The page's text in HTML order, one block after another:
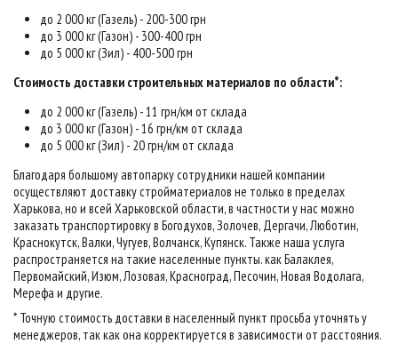
до 2 000 кг (Газель) - 200-300 грн
до 3 000 кг (Газон) - 300-400 грн
до 5 000 кг (Зил) - 400-500 грн
Стоимость доставки строительных материалов по области*:
до 2 000 кг (Газель) - 11 грн/км от склада
до 3 000 кг (Газон) - 16 грн/км от склада
до 5 000 кг (Зил) - 20 грн/км от склада
Благодаря большому автопарку сотрудники нашей компании
осуществляют доставку стройматериалов не только в пределах
Харькова, но и всей Харьковской области, в частности у нас можно
заказать транспортировку в Богодухов, Золочев, Дергачи, Люботин,
Краснокутск, Валки, Чугуев, Волчанск, Купянск. Также наша услуга
распространяется на такие населенные пункты. как Балаклея,
Первомайский, Изюм, Лозовая, Красноград, Песочин, Новая Водолага,
Мерефа и другие.
* Точную стоимость доставки в населенный пункт просьба уточнять у
менеджеров, так как она корректируется в зависимости от расстояния.